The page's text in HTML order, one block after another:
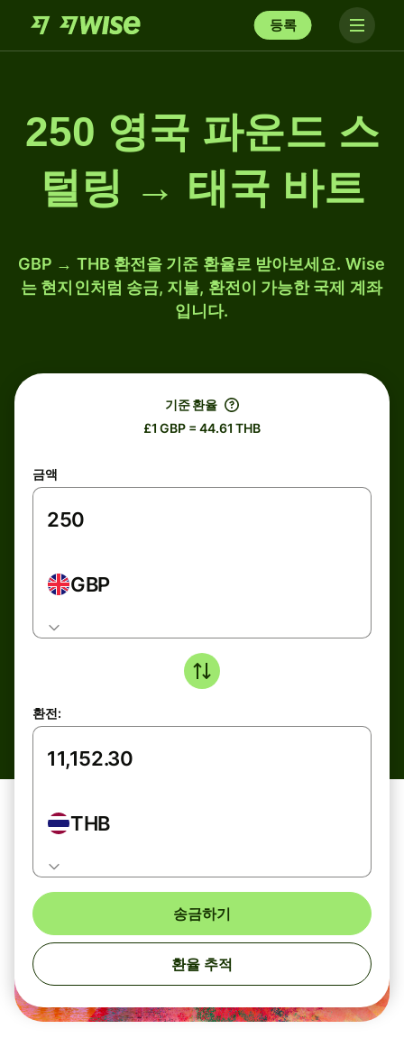
등록
250 영국 파운드 스
털링 → 태국 바트
GBP → THB 환전을 기준 환율로 받아보세요. Wise
는 현지인처럼 송금, 지불, 환전이 가능한 국제 계좌
입니다.
기준 환율
£1 GBP = 44.61 THB
금액
GBP
환전:
THB
송금하기
환율 추적